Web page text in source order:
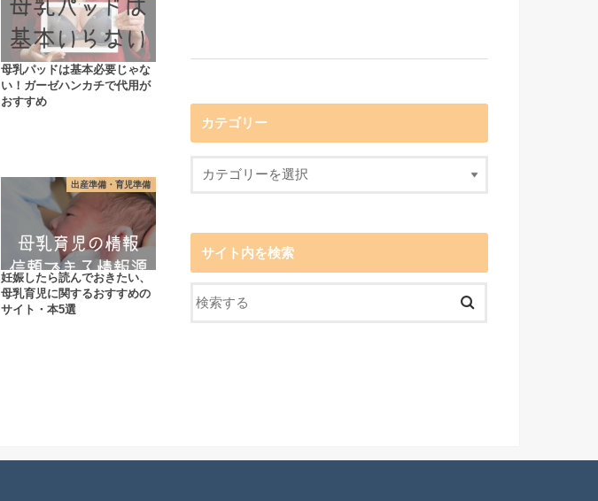
母乳パッドは基本必要じゃな
い！ガーゼハンカチで代用が
おすすめ
出産準備・育児準備
妊娠したら読んでおきたい、
母乳育児に関するおすすめの
サイト・本5選
カテゴリー
サイト内を検索